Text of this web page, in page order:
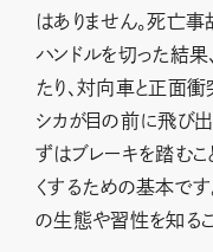
はありません。死亡事
ハンドルを切った結
たり、対向車と正面
シカが目の前に飛び出
ずはブレーキを踏む
くするための基本です
の生態や習性を知るこ